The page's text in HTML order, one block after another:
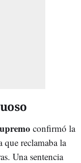
confirmó la
que reclamaba la
Una sentencia